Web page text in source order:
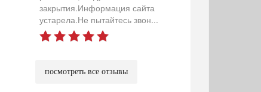
закрытия.Информация сайта
устарела.Не пытайтесь звон...
посмотреть все отзывы